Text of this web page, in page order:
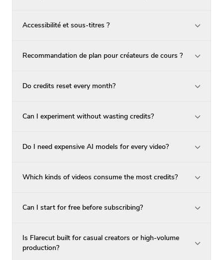
Accessibilité et sous-titres ?
Recommandation de plan pour créateurs de cours ?
Do credits reset every month?
Can I experiment without wasting credits?
Do I need expensive AI models for every video?
Which kinds of videos consume the most credits?
Can I start for free before subscribing?
Is Flarecut built for casual creators or high-volume
production?